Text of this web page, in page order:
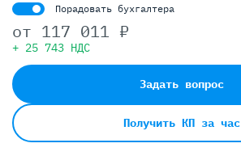
Порадовать бухгалтера
от 117 011 ₽
+ 25 743 НДС
Задать вопрос
Получить КП за час